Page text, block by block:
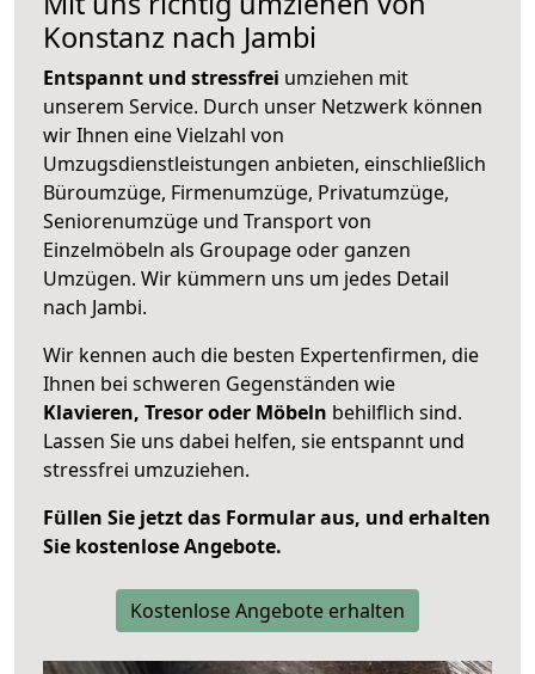
Konstanz nach Jambi
Entspannt und stressfrei umziehen mit
unserem Service. Durch unser Netzwerk können
wir Ihnen eine Vielzahl von
Umzugsdienstleistungen anbieten, einschließlich
Büroumzüge, Firmenumzüge, Privatumzüge,
Seniorenumzüge und Transport von
Einzelmöbeln als Groupage oder ganzen
Umzügen. Wir kümmern uns um jedes Detail
nach Jambi.
Wir kennen auch die besten Expertenfirmen, die
Ihnen bei schweren Gegenständen wie
Klavieren, Tresor oder Möbeln behilflich sind.
Lassen Sie uns dabei helfen, sie entspannt und
stressfrei umzuziehen.
Füllen Sie jetzt das Formular aus, und erhalten
Sie kostenlose Angebote.
Kostenlose Angebote erhalten